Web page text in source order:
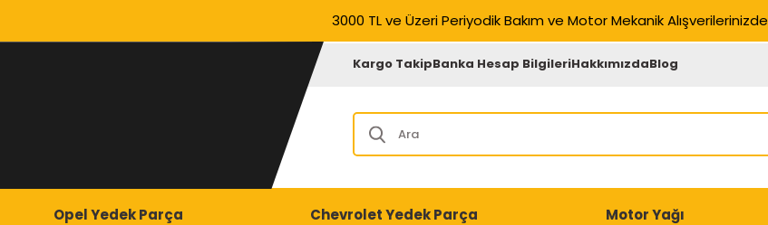
3000 TL ve Üzeri Periyodik Bakım ve Motor Mekanik Alışverilerinizde
Kargo TakipBanka Hesap BilgileriHakkımızdaBlog
Opel Yedek Parça Chevrolet Yedek Parça Motor Yağı